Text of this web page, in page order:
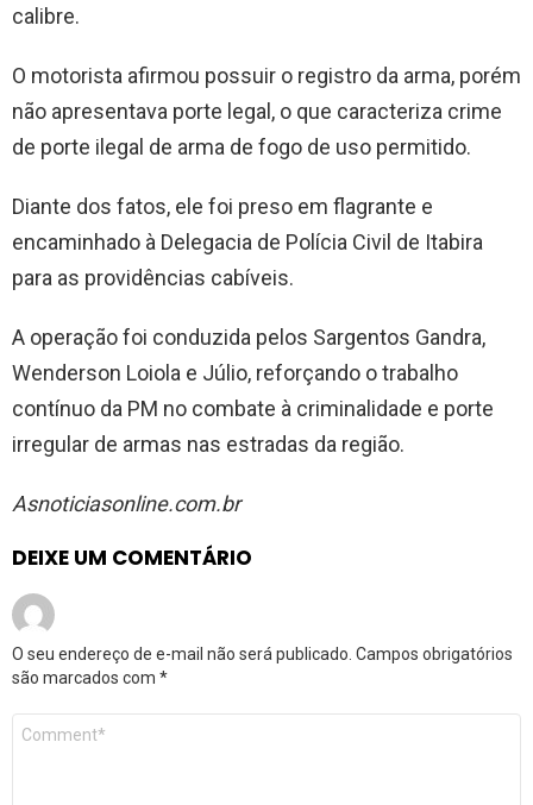
calibre.
O motorista afirmou possuir o registro da arma, porém
não apresentava porte legal, o que caracteriza crime
de porte ilegal de arma de fogo de uso permitido.
Diante dos fatos, ele foi preso em flagrante e
encaminhado à Delegacia de Polícia Civil de Itabira
para as providências cabíveis.
A operação foi conduzida pelos Sargentos Gandra,
Wenderson Loiola e Júlio, reforçando o trabalho
contínuo da PM no combate à criminalidade e porte
irregular de armas nas estradas da região.
Asnoticiasonline.com.br
DEIXE UM COMENTÁRIO
O seu endereço de e-mail não será publicado. Campos obrigatórios
são marcados com *
Comentário